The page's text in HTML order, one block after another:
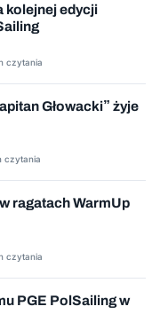
kolejnej edycji
czytania
Głowacki” żyje
czytania
ragatach WarmUp
czytania
PGE PolSailing w